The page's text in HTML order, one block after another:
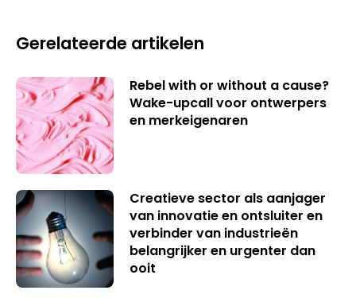
Gerelateerde artikelen
Rebel with or without a cause?
Wake-upcall voor ontwerpers
en merkeigenaren
Creatieve sector als aanjager
van innovatie en ontsluiter en
verbinder van industrieën
belangrijker en urgenter dan
ooit